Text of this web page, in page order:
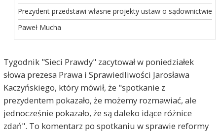
Prezydent przedstawi własne projekty ustaw o sądownictwie
Paweł Mucha
Tygodnik "Sieci Prawdy" zacytował w poniedziałek
słowa prezesa Prawa i Sprawiedliwości Jarosława
Kaczyńskiego, który mówił, że "spotkanie z
prezydentem pokazało, że możemy rozmawiać, ale
jednocześnie pokazało, że są daleko idące różnice
zdań". To komentarz po spotkaniu w sprawie reformy